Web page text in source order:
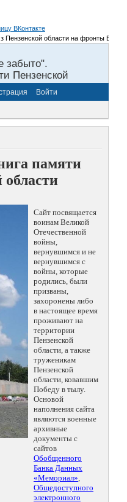
области на фронты
забыто".
Пензенской
Войти
памяти
Сайт посвящается
воинам Великой
Отечественной
войны,
вернувшимся и не
вернувшимся с
войны, которые
родились, были
призваны,
захоронены либо
в настоящее время
проживают на
территории
Пензенской
области, а также
труженикам
Пензенской
области, ковавшим
Победу в тылу.
Основой
наполнения сайта
являются военные
архивные
документы с
сайтов
Обобщенного
Банка Данных
«Мемориал»,
Общедоступного
электронного